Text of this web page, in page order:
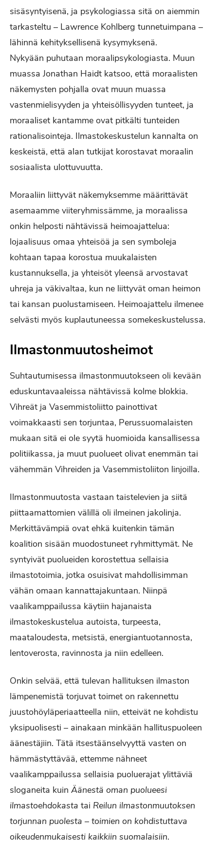
sisäsyntyisenä, ja psykologiassa sitä on aiemmin
tarkasteltu – Lawrence Kohlberg tunnetuimpana –
lähinnä kehityksellisenä kysymyksenä.
Nykyään puhutaan moraalipsykologiasta. Muun
muassa Jonathan Haidt katsoo, että moraalisten
näkemysten pohjalla ovat muun muassa
vastenmielisyyden ja yhteisöllisyyden tunteet, ja
moraaliset kantamme ovat pitkälti tunteiden
rationalisointeja. Ilmastokeskustelun kannalta on
keskeistä, että alan tutkijat korostavat moraalin
sosiaalista ulottuvuutta.
Moraaliin liittyvät näkemyksemme määrittävät
asemaamme viiteryhmissämme, ja moraalissa
onkin helposti nähtävissä heimoajattelua:
lojaalisuus omaa yhteisöä ja sen symboleja
kohtaan tapaa korostua muukalaisten
kustannuksella, ja yhteisöt yleensä arvostavat
uhreja ja väkivaltaa, kun ne liittyvät oman heimon
tai kansan puolustamiseen. Heimoajattelu ilmenee
selvästi myös kuplautuneessa somekeskustelussa.
Ilmastonmuutosheimot
Suhtautumisessa ilmastonmuutokseen oli kevään
eduskuntavaaleissa nähtävissä kolme blokkia.
Vihreät ja Vasemmistoliitto painottivat
voimakkaasti sen torjuntaa, Perussuomalaisten
mukaan sitä ei ole syytä huomioida kansallisessa
politiikassa, ja muut puolueet olivat enemmän tai
vähemmän Vihreiden ja Vasemmistoliiton linjoilla.
Ilmastonmuutosta vastaan taistelevien ja siitä
piittaamattomien välillä oli ilmeinen jakolinja.
Merkittävämpiä ovat ehkä kuitenkin tämän
koalition sisään muodostuneet ryhmittymät. Ne
syntyivät puolueiden korostettua sellaisia
ilmastotoimia, jotka osuisivat mahdollisimman
vähän omaan kannattajakuntaan. Niinpä
vaalikamppailussa käytiin hajanaista
ilmastokeskustelua autoista, turpeesta,
maataloudesta, metsistä, energiantuotannosta,
lentoverosta, ravinnosta ja niin edelleen.
Onkin selvää, että tulevan hallituksen ilmaston
lämpenemistä torjuvat toimet on rakennettu
juustohöyläperiaatteella niin, etteivät ne kohdistu
yksipuolisesti – ainakaan minkään hallituspuoleen
äänestäjiin. Tätä itsestäänselvyyttä vasten on
hämmästyttävää, ettemme nähneet
vaalikamppailussa sellaisia puoluerajat ylittäviä
sloganeita kuin Äänestä oman puolueesi
ilmastoehdokasta tai Reilun ilmastonmuutoksen
torjunnan puolesta – toimien on kohdistuttava
oikeudenmukaisesti kaikkiin suomalaisiin.